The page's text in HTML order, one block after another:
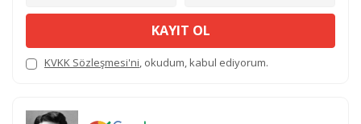
KAYIT OL
KVKK Sözleşmesi'ni, okudum, kabul ediyorum.